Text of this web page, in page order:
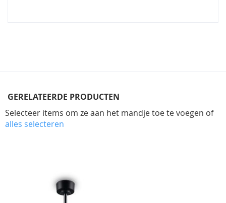
GERELATEERDE PRODUCTEN
Selecteer items om ze aan het mandje toe te voegen of
alles selecteren